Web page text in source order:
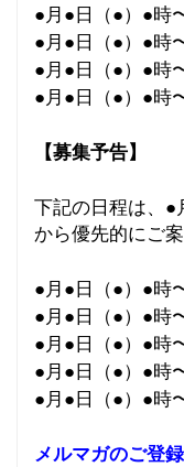
●月●日（●）●時
●月●日（●）●時
●月●日（●）●時
●月●日（●）●時
【募集予告】
下記の日程は、●
から優先的にご案
●月●日（●）●時
●月●日（●）●時
●月●日（●）●時
●月●日（●）●時
●月●日（●）●時
メルマガのご登